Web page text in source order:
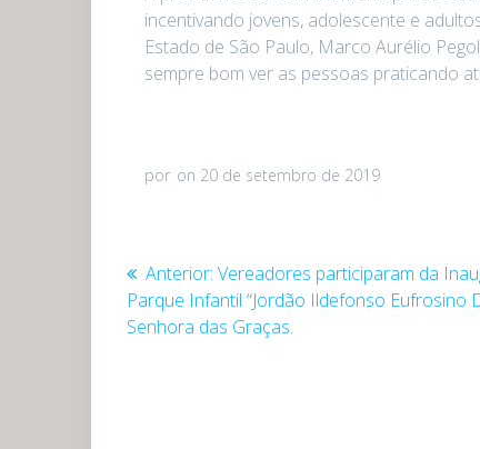
incentivando jovens, adolescente e
Estado de São Paulo, Marco Aurélio
sempre bom ver as pessoas praticando
por on 20 de setembro de 2019
Navegação
de
Anterior: Post
anterior:
Vereadores participaram da
Parque Infantil “Jordão Ildefonso Eufrosino
Senhora das Graças.